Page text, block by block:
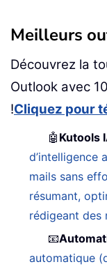
Meilleurs
Découvrez la
Outlook avec
!Cliquez pour
🤖 Kutools
d’intelligence
mails sans
résumant,
rédigeant des
📧
automatique